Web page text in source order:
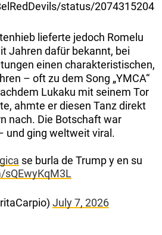
status/2074315204
lieferte jedoch Romelu
Jahren dafür bekannt, bei
einen charakteristischen,
– oft zu dem Song „YMCA“
Lukaku mit seinem Tor
ahmte er diesen Tanz direkt
nach. Die Botschaft war
und ging weltweit viral.
se burla de Trump y en su
July 7, 2026